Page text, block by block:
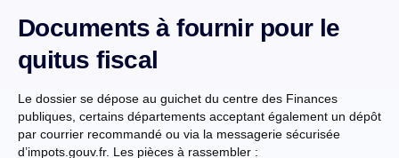
Documents à fournir pour le
quitus fiscal
Le dossier se dépose au guichet du centre des Finances
publiques, certains départements acceptant également un dépôt
par courrier recommandé ou via la messagerie sécurisée
d’impots.gouv.fr. Les pièces à rassembler :